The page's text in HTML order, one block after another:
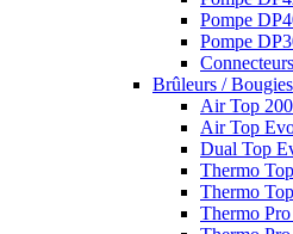
Pompe
Pompe
Brûleurs / Bougies
Air Top
Air Top
Dual Top
Thermo
Thermo
Thermo